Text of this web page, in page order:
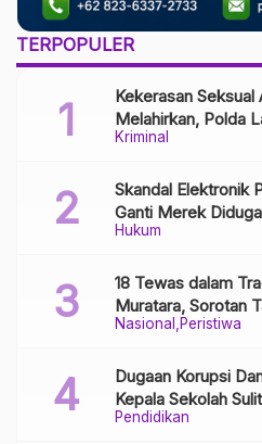
TERPOPULER
Kriminal
Kekerasan
Melahirkan, Polda
Tangkap Pelaku
Hukum
Skandal Elektronik
Ganti Merek
Aparat Diminta
Nasional Peristiwa
18 Tewas dalam
Muratara, Sorotan
Pendidikan
Dugaan Korupsi
Kepala Sekolah